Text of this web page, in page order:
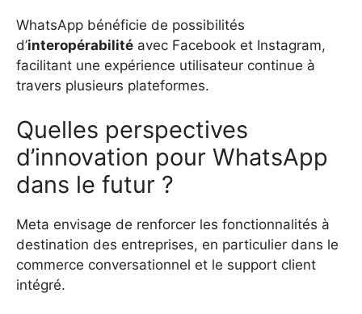
WhatsApp bénéficie de possibilités
d’interopérabilité avec Facebook et Instagram,
facilitant une expérience utilisateur continue à
travers plusieurs plateformes.
Quelles perspectives
d’innovation pour WhatsApp
dans le futur ?
Meta envisage de renforcer les fonctionnalités à
destination des entreprises, en particulier dans le
commerce conversationnel et le support client
intégré.